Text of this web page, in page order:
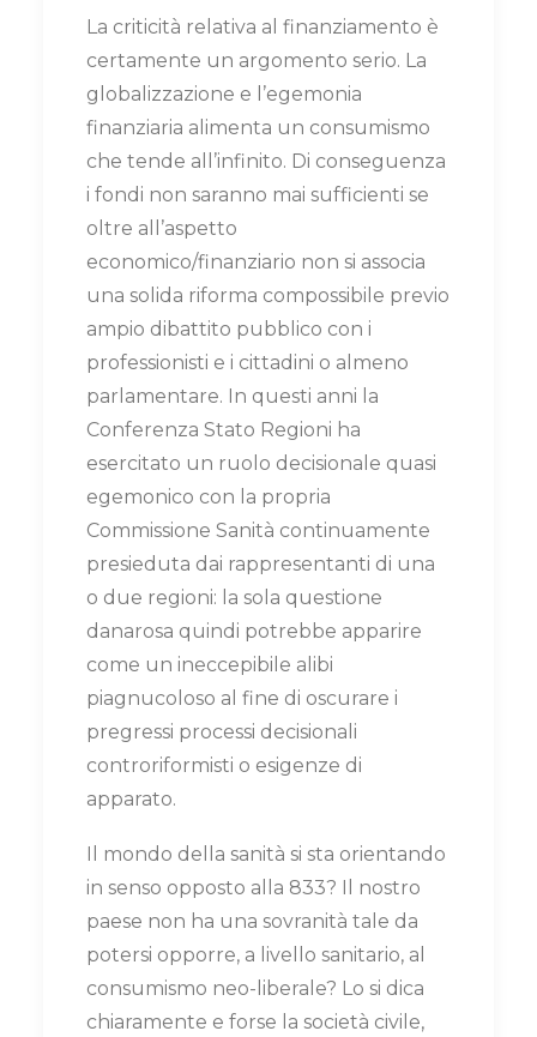
La criticità relativa al finanziamento è
certamente un argomento serio. La
globalizzazione e l’egemonia
finanziaria alimenta un consumismo
che tende all’infinito. Di conseguenza
i fondi non saranno mai sufficienti se
oltre all’aspetto
economico/finanziario non si associa
una solida riforma compossibile previo
ampio dibattito pubblico con i
professionisti e i cittadini o almeno
parlamentare. In questi anni la
Conferenza Stato Regioni ha
esercitato un ruolo decisionale quasi
egemonico con la propria
Commissione Sanità continuamente
presieduta dai rappresentanti di una
o due regioni: la sola questione
danarosa quindi potrebbe apparire
come un ineccepibile alibi
piagnucoloso al fine di oscurare i
pregressi processi decisionali
controriformisti o esigenze di
apparato.
Il mondo della sanità si sta orientando
in senso opposto alla 833? Il nostro
paese non ha una sovranità tale da
potersi opporre, a livello sanitario, al
consumismo neo-liberale? Lo si dica
chiaramente e forse la società civile,